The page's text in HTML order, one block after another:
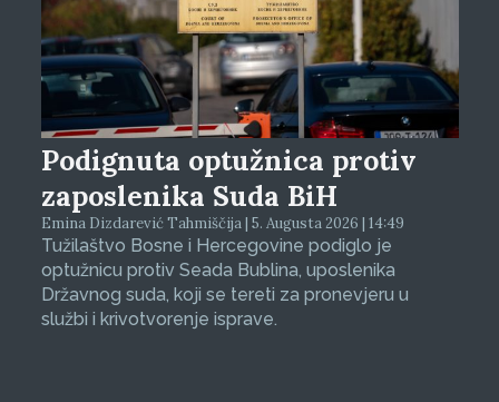
Podignuta optužnica protiv
zaposlenika Suda BiH
Emina Dizdarević Tahmiščija | 5. Augusta 2026 | 14:49
Tužilaštvo Bosne i Hercegovine podiglo je
optužnicu protiv Seada Bublina, uposlenika
Državnog suda, koji se tereti za pronevjeru u
službi i krivotvorenje isprave.